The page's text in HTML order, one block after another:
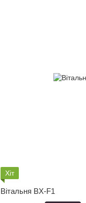
Хіт
Вітальня BX-F1